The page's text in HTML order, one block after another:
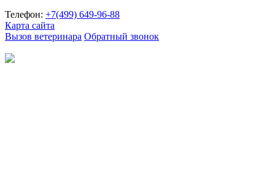
Телефон: +7(499) 649-96-88
Карта сайта
Вызов ветеринара Обратный звонок